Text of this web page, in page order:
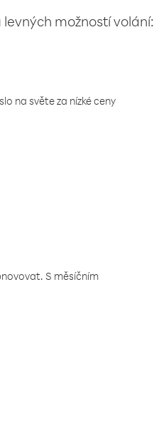
možností volání:
na světe za nízké ceny
S měsíčním